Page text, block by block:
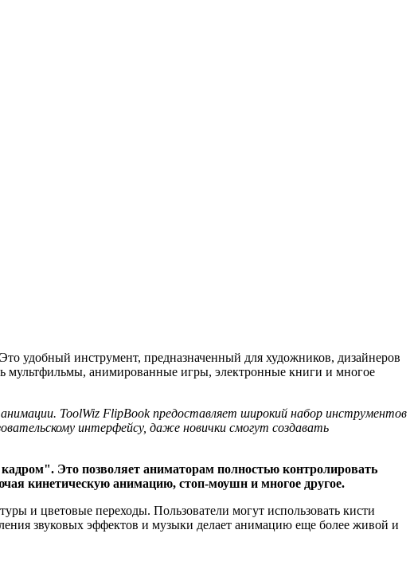
удобный инструмент, предназначенный для художников, дизайнеров
мультфильмы, анимированные игры, электронные книги и многое
ToolWiz FlipBook предоставляет широкий набор инструментов
интерфейсу, даже новички смогут создавать
Это позволяет аниматорам полностью контролировать
кинетическую анимацию, стоп-моушн и многое другое.
и цветовые переходы. Пользователи могут использовать кисти
звуковых эффектов и музыки делает анимацию еще более живой и